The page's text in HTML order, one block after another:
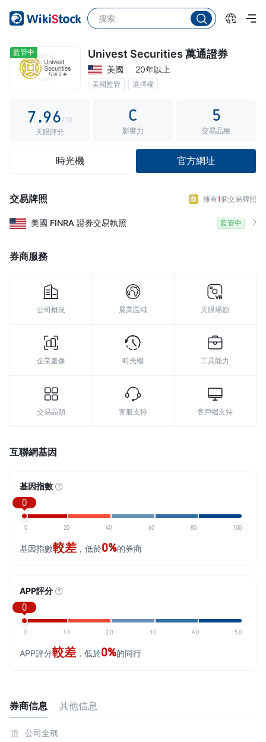
監管中 Univest Securities 萬通證券
美國 20年以上
美國監管 選擇權
2
4
5
7
8
.
4
6
7
9
1
3
4
6
7
8
/10
天眼評分
C
影響力
5
交易品種
時光機 官方網址
交易牌照 擁有1個交易牌照
美國 FINRA 證券交易執照 監管中
券商服務
公司概況 展業區域 天眼場勘
企業畫像 時光機 工具能力
交易品類 客服支持 客戶端支持
互聯網基因
基因指數
0
0 20 40 60 80 100
基因指數較差 ，低於0%的券商
APP評分
0
0 1.0 2.0 3.0 4.0 5.0
APP評分較差 ，低於0%的同行
券商信息 其他信息
公司全稱